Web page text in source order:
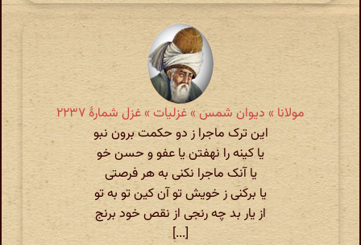
مولانا » دیوان شمس » غزلیات » غزل شمارهٔ ۲۲۳۷
این ترک ماجرا ز دو حکمت برون نبو
یا کینه را نهفتن یا عفو و حسن خو
یا آنک ماجرا نکنی به هر فرصتی
یا برکنی ز خویش تو آن کین تو به تو
از یار بد چه رنجی از نقص خود برنج
[...]